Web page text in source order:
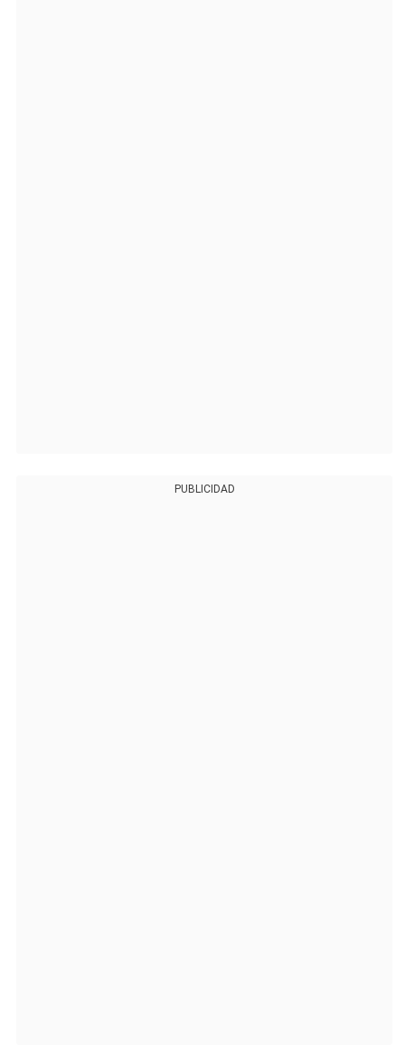
PUBLICIDAD